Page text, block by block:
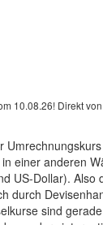
10.08.26! Direkt
einer anderen
US-Dollar). Also
durch
sind